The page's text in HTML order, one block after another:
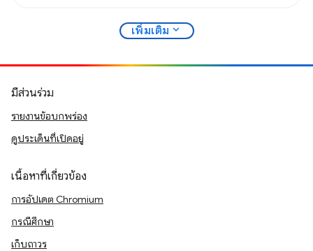
เพิ่มเติม expand_more
มีส่วนร่วม
รายงานข้อบกพร่อง
ดูประเด็นที่เปิดอยู่
เนื้อหาที่เกี่ยวข้อง
การอัปเดต Chromium
กรณีศึกษา
เก็บถาวร